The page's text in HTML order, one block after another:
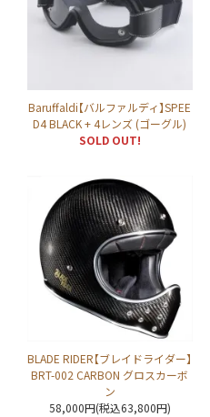
Baruffaldi【バルファルディ】SPEE
D4 BLACK + 4レンズ (ゴーグル)
SOLD OUT!
BLADE RIDER【ブレイドライダー】
BRT-002 CARBON グロスカーボ
ン
58,000円(税込63,800円)